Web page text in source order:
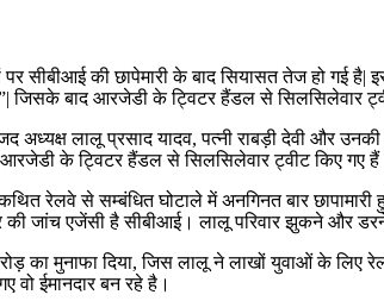
सीबीआई की छापेमारी के बाद सियासत तेज हो गई है|
जिसके बाद आरजेडी के ट्विटर हैंडल से सिलसिलेवार
अध्यक्ष लालू प्रसाद यादव, पत्नी राबड़ी देवी और
के ट्विटर हैंडल से सिलसिलेवार ट्वीट किए गए
रेलवे से सम्बंधित घोटाले में अनगिनत बार
जांच एजेंसी है सीबीआई। लालू परिवार झुकने और डरने
का मुनाफा दिया, जिस लालू ने लाखों युवाओं के लिए
वो ईमानदार बन रहे है।